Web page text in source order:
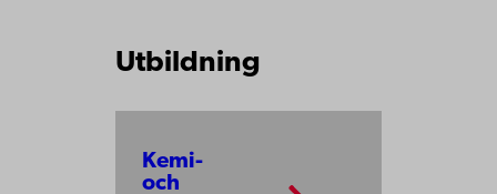
Utbildning
Kemi-
och